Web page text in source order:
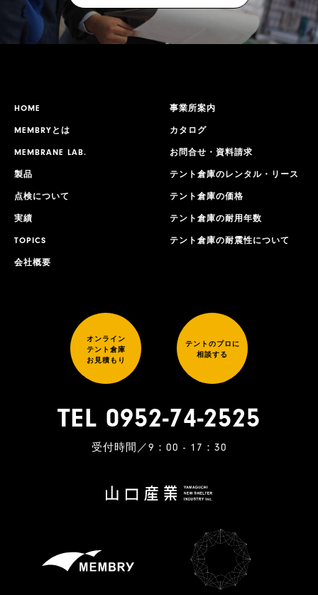
HOME
MEMBRYとは
MEMBRANE LAB.
製品
点検について
実績
TOPICS
会社概要
事業所案内
カタログ
お問合せ・資料請求
テント倉庫のレンタル・リース
テント倉庫の価格
テント倉庫の耐用年数
テント倉庫の耐震性について
オンライン
テント倉庫
お見積もり
テントのプロに
相談する
TEL 0952-74-2525
受付時間／9：00 - 17：30